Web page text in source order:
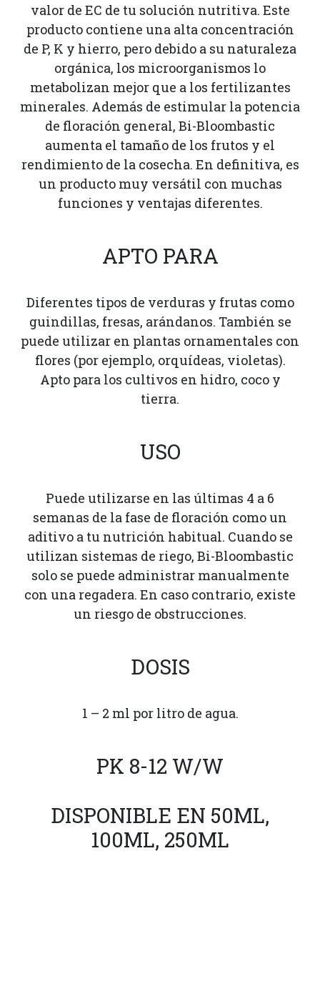
valor de EC de tu solución nutritiva. Este
producto contiene una alta concentración
de P, K y hierro, pero debido a su naturaleza
orgánica, los microorganismos lo
metabolizan mejor que a los fertilizantes
minerales. Además de estimular la potencia
de floración general, Bi-Bloombastic
aumenta el tamaño de los frutos y el
rendimiento de la cosecha. En definitiva, es
un producto muy versátil con muchas
funciones y ventajas diferentes.
APTO PARA
Diferentes tipos de verduras y frutas como
guindillas, fresas, arándanos. También se
puede utilizar en plantas ornamentales con
flores (por ejemplo, orquídeas, violetas).
Apto para los cultivos en hidro, coco y
tierra.
USO
Puede utilizarse en las últimas 4 a 6
semanas de la fase de floración como un
aditivo a tu nutrición habitual. Cuando se
utilizan sistemas de riego, Bi-Bloombastic
solo se puede administrar manualmente
con una regadera. En caso contrario, existe
un riesgo de obstrucciones.
DOSIS
1 – 2 ml por litro de agua.
PK 8-12 W/W
DISPONIBLE EN 50ML,
100ML, 250ML